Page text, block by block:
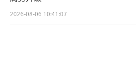
伊朗伊斯兰革命卫队
2026-08-06 10:41:07